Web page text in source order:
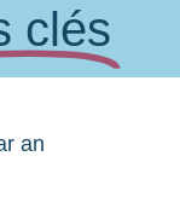
clés
an